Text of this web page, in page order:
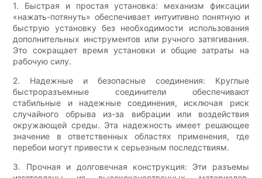
1. Быстрая и простая установка: механизм фиксации
«нажать-потянуть» обеспечивает интуитивно понятную и
быструю установку без необходимости использования
дополнительных инструментов или ручного затягивания.
Это сокращает время установки и общие затраты на
рабочую силу.
2. Надежные и безопасные соединения: Круглые
быстроразъемные соединители обеспечивают
стабильные и надежные соединения, исключая риск
случайного обрыва из-за вибрации или воздействия
окружающей среды. Эта надежность имеет решающее
значение в ответственных областях применения, где
перебои могут привести к серьезным последствиям.
3. Прочная и долговечная конструкция: Эти разъемы